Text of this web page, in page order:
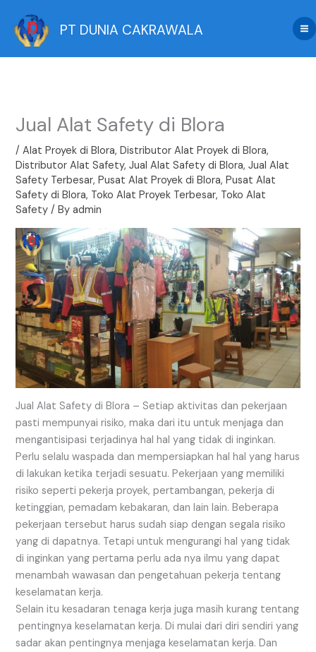
content
PT DUNIA CAKRAWALA
Jual Alat Safety di Blora
/Alat Proyek di Blora,Distributor Alat Proyek di Blora,
Distributor Alat Safety,Jual Alat Safety di Blora,Jual Alat
Safety Terbesar,Pusat Alat Proyek di Blora,Pusat Alat
Safety di Blora, Toko Alat Proyek Terbesar, Toko Alat
Safety / Byadmin
Jual Alat Safety di Blora – Setiap aktivitas dan pekerjaan
pasti mempunyai risiko, maka dari itu untuk menjaga dan
mengantisipasi terjadinya hal hal yang tidak di inginkan.
Perlu selalu waspada dan mempersiapkan hal hal yang harus
di lakukan ketika terjadi sesuatu. Pekerjaan yang memiliki
risiko seperti pekerja proyek, pertambangan, pekerja di
ketinggian, pemadam kebakaran, dan lain lain. Beberapa
pekerjaan tersebut harus sudah siap dengan segala risiko
yang di dapatnya. Tetapi untuk mengurangi hal yang tidak
di inginkan yang pertama perlu ada nya ilmu yang dapat
menambah wawasan dan pengetahuan pekerja tentang
keselamatan kerja.
Selain itu kesadaran tenaga kerja juga masih kurang tentang
pentingnya keselamatan kerja. Di mulai dari diri sendiri yang
sadar akan pentingnya menjaga keselamatan kerja. Dan